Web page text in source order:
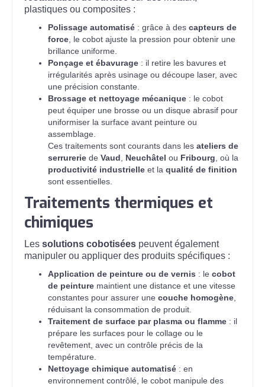
plastiques ou composites :
Polissage automatisé : grâce à des capteurs de
force, le cobot ajuste la pression pour obtenir une
brillance uniforme.
Ponçage et ébavurage : il retire les bavures et
irrégularités après usinage ou découpe laser, avec
une précision constante.
Brossage et nettoyage mécanique : le cobot
peut équiper une brosse ou un disque abrasif pour
uniformiser la surface avant peinture ou
assemblage.
Ces traitements sont courants dans les ateliers de
serrurerie de Vaud, Neuchâtel ou Fribourg, où la
productivité industrielle et la qualité de finition
sont essentielles.
Traitements thermiques et
chimiques
Les solutions cobotisées peuvent également
manipuler ou appliquer des produits spécifiques :
Application de peinture ou de vernis : le cobot
de peinture maintient une distance et une vitesse
constantes pour assurer une couche homogène,
réduisant la consommation de produit.
Traitement de surface par plasma ou flamme : il
prépare les surfaces pour le collage ou le
revêtement, avec un contrôle précis de la
température.
Nettoyage chimique automatisé : en
environnement contrôlé, le cobot manipule des